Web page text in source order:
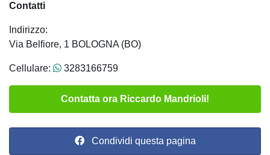
Contatti
Indirizzo:
Via Belfiore, 1 BOLOGNA (BO)
Cellulare: 3283166759
Contatta ora Riccardo Mandrioli!
Condividi questa pagina